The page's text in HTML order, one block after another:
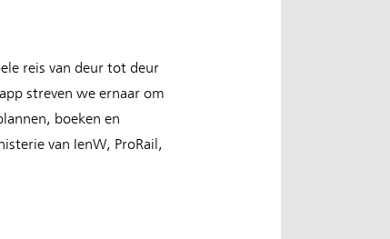
reis van deur tot deur
streven we ernaar om
boeken en
van IenW, ProRail,